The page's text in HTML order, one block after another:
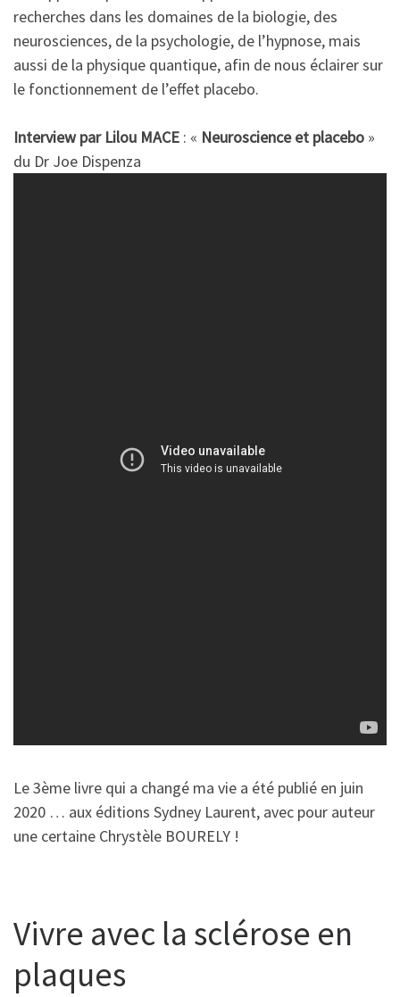
recherches dans les domaines de la biologie, des
neurosciences, de la psychologie, de l’hypnose, mais
aussi de la physique quantique, afin de nous éclairer sur
le fonctionnement de l’effet placebo.
Interview par Lilou MACE : « Neuroscience et placebo »
du Dr Joe Dispenza
Le 3ème livre qui a changé ma vie a été publié en juin
2020 … aux éditions Sydney Laurent, avec pour auteur
une certaine Chrystèle BOURELY !
Vivre avec la sclérose en
plaques